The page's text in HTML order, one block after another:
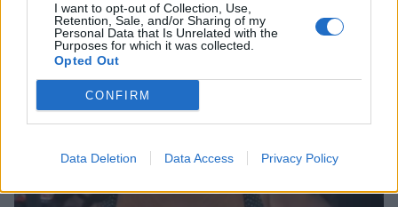
I want to opt-out of Collection, Use,
Retention, Sale, and/or Sharing of my
Personal Data that Is Unrelated with the
Purposes for which it was collected.
Opted Out
CONFIRM
Data Deletion Data Access Privacy Policy